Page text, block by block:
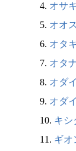
4. オサ
5. オオ
6. オタ
7. オタ
8. オダ
9. オダ
10. キシ
11. ギオ